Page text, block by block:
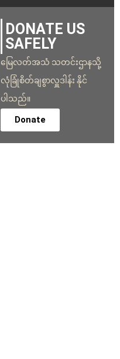
DONATE US
SAFELY
မြေလတ်အသံ သတင်းဌာနသို့
လုံခြုံစိတ်ချစွာလှူဒါန်း နိုင်
ပါသည်။
Donate